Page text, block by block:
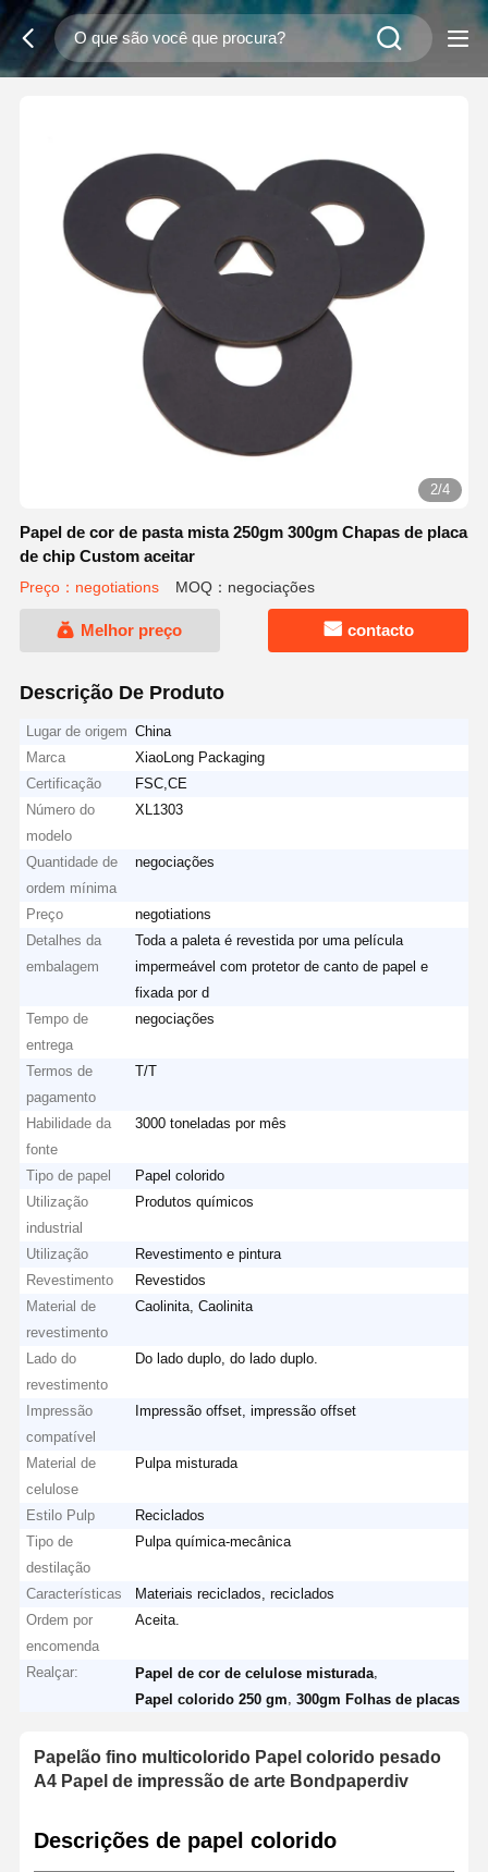
2/4
Papel de cor de pasta mista 250gm 300gm Chapas de placa
de chip Custom aceitar
Preço：negotiations MOQ：negociações
Melhor preço contacto
Descrição De Produto
Lugar de origem China
Marca
XiaoLong Packaging
Certificação
FSC,CE
Número do
modelo
XL1303
Quantidade de
ordem mínima
negociações
Preço
negotiations
Detalhes da
embalagem
Toda a paleta é revestida por uma película
impermeável com protetor de canto de papel e
fixada por d
Tempo de
entrega
negociações
Termos de
pagamento
T/T
Habilidade da
fonte
3000 toneladas por mês
Tipo de papel
Papel colorido
Utilização
industrial
Produtos químicos
Utilização
Revestimento e pintura
Revestimento
Revestidos
Material de
revestimento
Caolinita, Caolinita
Lado do
revestimento
Do lado duplo, do lado duplo.
Impressão
compatível
Impressão offset, impressão offset
Material de
celulose
Pulpa misturada
Estilo Pulp
Reciclados
Tipo de
destilação
Pulpa química-mecânica
Características
Materiais reciclados, reciclados
Ordem por
encomenda
Aceita.
Realçar: Papel de cor de celulose misturada
Papel colorido 250 gm ,300gm Folhas de placas
Papelão fino multicolorido Papel colorido pesado
A4 Papel de impressão de arte Bondpaperdiv
Descrições de papel colorido